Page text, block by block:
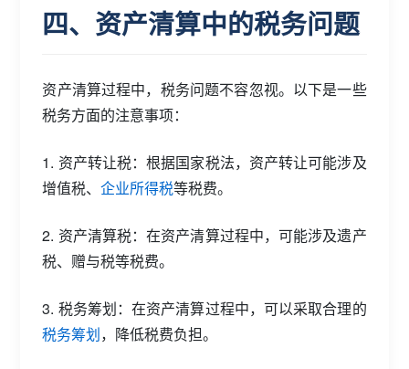
四、资产清算中的税务问题
资产清算过程中，税务问题不容忽视。以下是一些
税务方面的注意事项：
1. 资产转让税：根据国家税法，资产转让可能涉及
增值税、企业所得税等税费。
2. 资产清算税：在资产清算过程中，可能涉及遗产
税、赠与税等税费。
3. 税务筹划：在资产清算过程中，可以采取合理的
税务筹划，降低税费负担。